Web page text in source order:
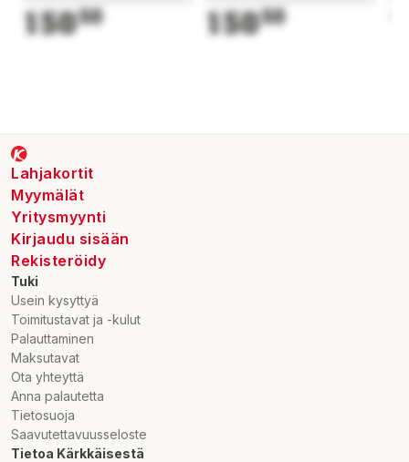
15050 15050
Lahjakortit
Myymälät
Yritysmyynti
Kirjaudu sisään
Rekisteröidy
Tuki
Usein kysyttyä
Toimitustavat ja -kulut
Palauttaminen
Maksutavat
Ota yhteyttä
Anna palautetta
Tietosuoja
Saavutettavuusseloste
Tietoa Kärkkäisestä